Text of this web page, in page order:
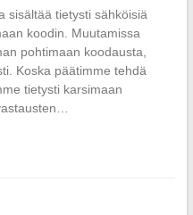
sisältää tietysti sähköisiä
koodin. Muutamissa
pohtimaan koodausta,
Koska päätimme tehdä
tietysti karsimaan